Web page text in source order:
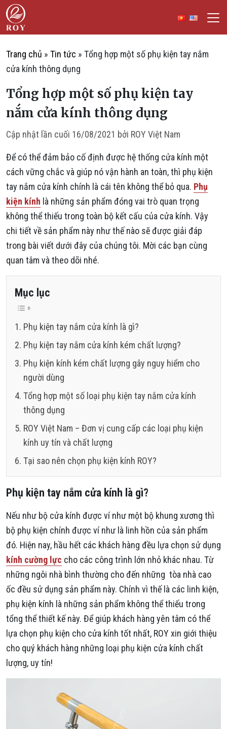
Chuyển đến nội dung
ROY Việt Nam
Trang chủ » Tin tức » Tổng hợp một số phụ kiện tay nắm
cửa kính thông dụng
Tổng hợp một số phụ kiện tay
nắm cửa kính thông dụng
Cập nhật lần cuối 16/08/2021 bởi ROY Việt Nam
Để có thể đảm bảo cố định được hệ thống cửa kính một
cách vững chắc và giúp nó vận hành an toàn, thì phụ kiện
tay nắm cửa kính chính là cái tên không thể bỏ qua. Phụ
kiện kính là những sản phẩm đóng vai trò quan trọng
không thể thiếu trong toàn bộ kết cấu của cửa kính. Vậy
chi tiết về sản phẩm này như thế nào sẽ được giải đáp
trong bài viết dưới đây của chúng tôi. Mời các bạn cùng
quan tâm và theo dõi nhé.
Mục lục
Phụ kiện tay nắm cửa kính là gì?
Phụ kiện tay nắm cửa kính kém chất lượng?
Phụ kiện kính kém chất lượng gây nguy hiểm cho
người dùng
Tổng hợp một số loại phụ kiện tay nắm cửa kính
thông dụng
ROY Việt Nam – Đơn vị cung cấp các loại phụ kiện
kính uy tín và chất lượng
Tại sao nên chọn phụ kiện kính ROY?
Phụ kiện tay nắm cửa kính là gì?
Nếu như bộ cửa kính được ví như một bộ khung xương thì
bộ phụ kiện chính được ví như là linh hồn của sản phẩm
đó. Hiện nay, hầu hết các khách hàng đều lựa chọn sử dụng
kính cường lực cho các công trình lớn nhỏ khác nhau. Từ
những ngôi nhà bình thường cho đến những tòa nhà cao
ốc đều sử dụng sản phẩm này. Chính vì thế là các linh kiện,
phụ kiện kính là những sản phẩm không thể thiếu trong
tổng thể thiết kế này. Để giúp khách hàng yên tâm có thể
lựa chọn phụ kiện cho cửa kính tốt nhất, ROY xin giới thiệu
cho quý khách hàng những loại phụ kiện cửa kính chất
lượng, uy tín!